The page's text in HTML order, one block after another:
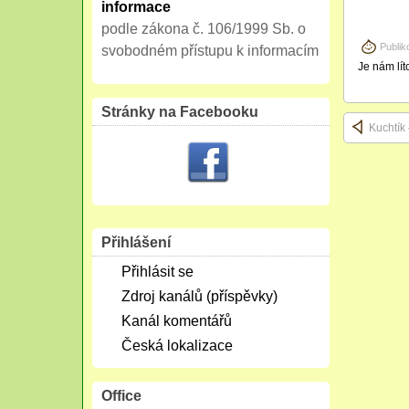
Je nám
informace
podle zákona č. 106/1999 Sb. o
svobodném přístupu k informacím
Stránky na Facebooku
Přihlášení
Přihlásit se
Zdroj kanálů (příspěvky)
Kanál komentářů
Česká lokalizace
Office